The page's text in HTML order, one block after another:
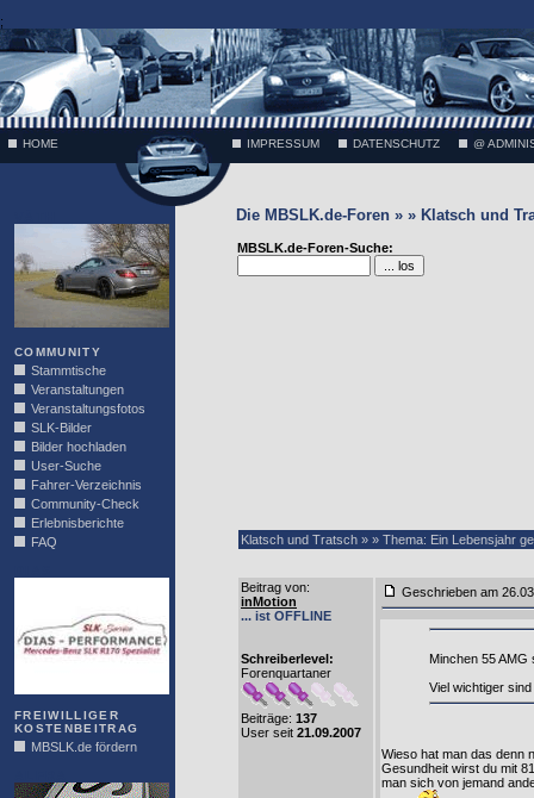
;
HOME IMPRESSUM DATENSCHUTZ @
COMMUNITY
Stammtische
Veranstaltungen
Veranstaltungsfotos
SLK-Bilder
Bilder hochladen
User-Suche
Fahrer-Verzeichnis
Community-Check
Erlebnisberichte
FAQ
FREIWILLIGER
KOSTENBEITRAG
MBSLK.de fördern
Die MBSLK.de-Foren » » Klatsch und
MBSLK.de-Foren-Suche:
Klatsch und Tratsch » » Thema: Ein Lebensjahr
Beitrag von:
inMotion
... ist OFFLINE
Schreiberlevel:
Forenquartaner
Beiträge: 137
User seit 21.09.2007
Geschrieben am
Minchen 55 AMG
Viel wichtiger
Wieso hat man das denn
Gesundheit wirst du mit
man sich von jemand